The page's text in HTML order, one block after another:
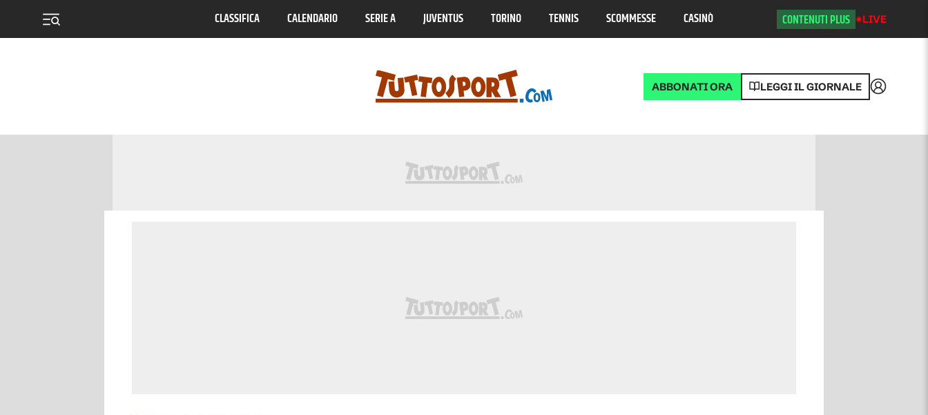
CLASSIFICA CALENDARIO SERIE A JUVENTUS TORINO TENNIS SCOMMESSE CASINÒ CONTENUTI PLUS LIVE
ABBONATI ORA LEGGI IL GIORNALE Accedi